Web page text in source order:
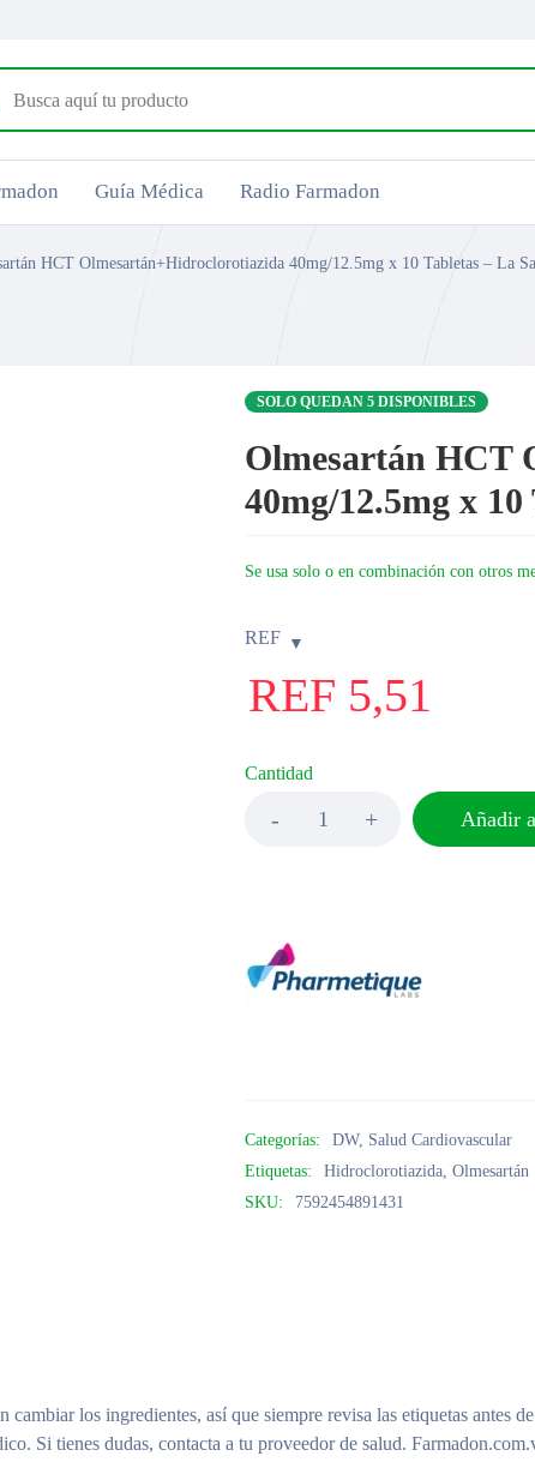
Guía Médica Radio Farmadon
HCT Olmesartán+Hidroclorotiazida 40mg/12.5mg x 10 Tabletas – La
SOLO QUEDAN 5 DISPONIBLES
Olmesartán HCT
40mg/12.5mg x
Se usa solo o en combinación con otros
REF
REF 5,51
Cantidad
Añadir
Categorías: DW, Salud Cardiovascular
Etiquetas:
Hidroclorotiazida,Olmesartán
SKU:
7592454891431
cambiar los ingredientes, así que siempre revisa las etiquetas antes
Si tienes dudas, contacta a tu proveedor de salud.